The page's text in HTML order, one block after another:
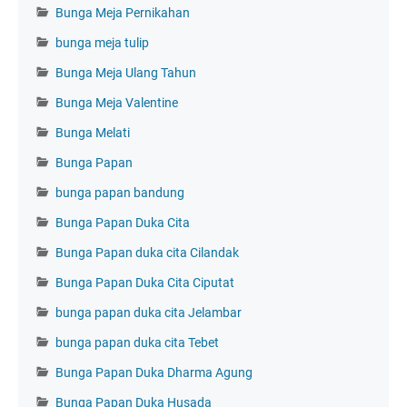
Bunga Meja Pernikahan
bunga meja tulip
Bunga Meja Ulang Tahun
Bunga Meja Valentine
Bunga Melati
Bunga Papan
bunga papan bandung
Bunga Papan Duka Cita
Bunga Papan duka cita Cilandak
Bunga Papan Duka Cita Ciputat
bunga papan duka cita Jelambar
bunga papan duka cita Tebet
Bunga Papan Duka Dharma Agung
Bunga Papan Duka Husada